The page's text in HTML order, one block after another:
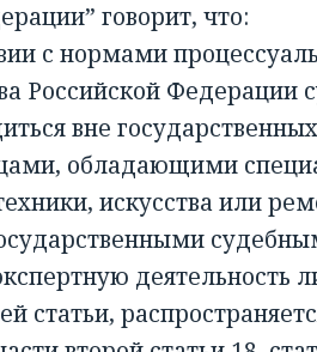
говорит, что:
с нормами
Российской Федерации
вне
обладающими
искусства или
деятельность
статьи,